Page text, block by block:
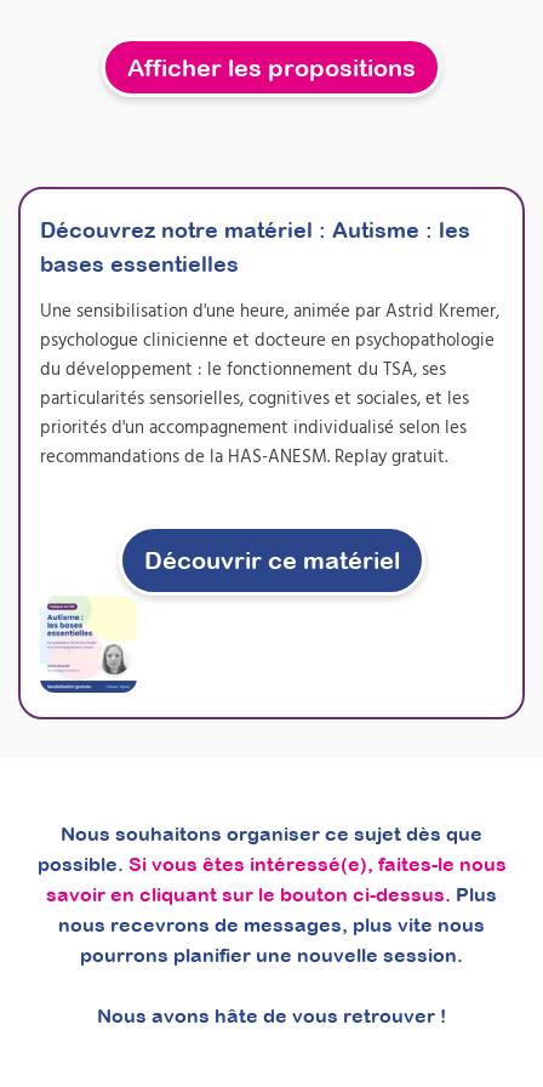
vos bilans psychomoteurs
et développer votre activité
bilans psychomoteurs, vous gagnez en
précision clinique et adaptez efficacement
vos passations de tests. Cette formation vous
permet de proposer concrètement une
nouvelle prestation de bilan sensoriel, très
demandée par les familles et les institutions,
tout en enrichissant durablement votre
pratique professionnelle.
Prochaine session 05/10/2026
Durée 18h réparties sur 5 semaines
À découvrir
Afficher les propositions
Découvrez notre matériel : Autisme : les
bases essentielles
Une sensibilisation d'une heure, animée par Astrid Kremer,
psychologue clinicienne et docteure en psychopathologie
du développement : le fonctionnement du TSA, ses
particularités sensorielles, cognitives et sociales, et les
priorités d'un accompagnement individualisé selon les
recommandations de la HAS-ANESM. Replay gratuit.
Découvrir ce matériel
Nous souhaitons organiser ce sujet dès que
possible. Si vous êtes intéressé(e), faites-le nous
savoir en cliquant sur le bouton ci-dessus. Plus
nous recevrons de messages, plus vite nous
pourrons planifier une nouvelle session.
Nous avons hâte de vous retrouver !